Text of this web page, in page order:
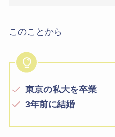
このことから
東京の私大を卒業
3年前に結婚